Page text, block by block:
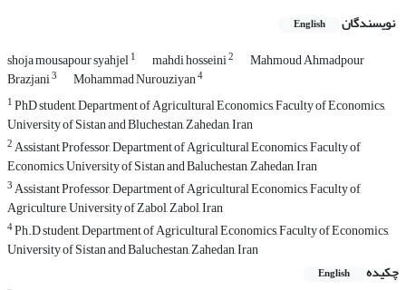
نویسندگان English
shoja mousapour syahjel1 mahdi hosseini2 Mahmoud Ahmadpour
Brazjani3 Mohammad Nurouziyan4
1PhD student, Department of Agricultural Economics, Faculty of Economics,
University of Sistan and Bluchestan, Zahedan, Iran
2Assistant Professor, Department of Agricultural Economics, Faculty of
Economics, University of Sistan and Baluchestan, Zahedan, Iran
3Assistant Professor, Department of Agricultural Economics, Faculty of
Agriculture, University of Zabol, Zabol, Iran
4Ph.D student, Department of Agricultural Economics, Faculty of Economics,
University of Sistan and Baluchestan, Zahedan, Iran
چکیده
English